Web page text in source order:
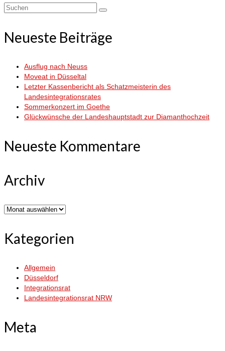
Suchen
Neueste Beiträge
Ausflug nach Neuss
Moveat in Düsseltal
Letzter Kassenbericht als Schatzmeisterin des
Landesintegrationsrates
Sommerkonzert im Goethe
Glückwünsche der Landeshauptstadt zur Diamanthochzeit
Neueste Kommentare
Archiv
Archiv
Kategorien
Allgemein
Düsseldorf
Integrationsrat
Landesintegrationsrat NRW
Meta